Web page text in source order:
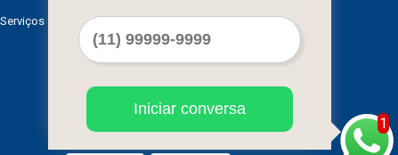
Serviços Contato Mapa do site
1
Iniciar conversa